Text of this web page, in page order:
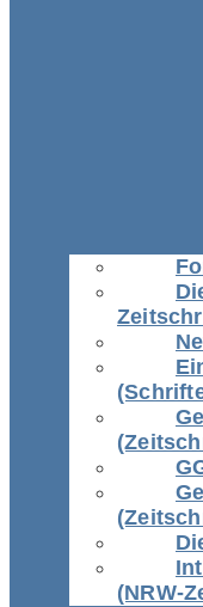
(NRW-